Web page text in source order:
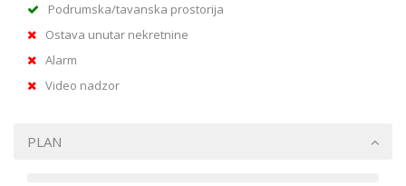
Podrumska/tavanska prostorija
Ostava unutar nekretnine
Alarm
Video nadzor
PLAN